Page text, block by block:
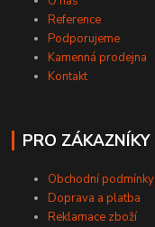
Reference
Podporujeme
Kamenná prodejna
Kontakt
PRO ZÁKAZNÍKY
Obchodní podmínky
Doprava a platba
Reklamace zboží